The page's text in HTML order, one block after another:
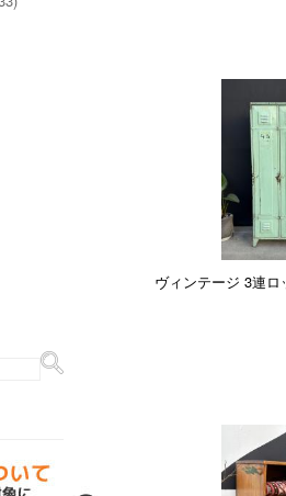
ヴィンテージ 3連ロ